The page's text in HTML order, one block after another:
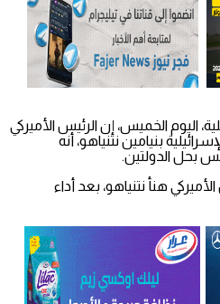
اليوم الخميس، إن الرئيس الأميركي
بنيامين نتنياهو، أنه
بحل الدولتين.
هنأ نتنياهو، بعد أداء